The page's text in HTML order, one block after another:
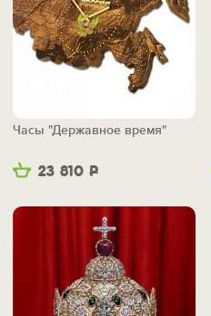
23 810 Р
Часы "Державное время"